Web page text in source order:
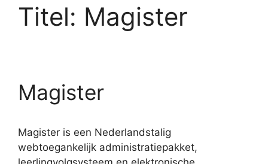
Titel: Magister
Magister
Magister is een Nederlandstalig
webtoegankelijk administratiepakket,